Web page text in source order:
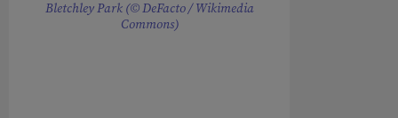
Bletchley Park (© DeFacto / Wikimedia
Commons)